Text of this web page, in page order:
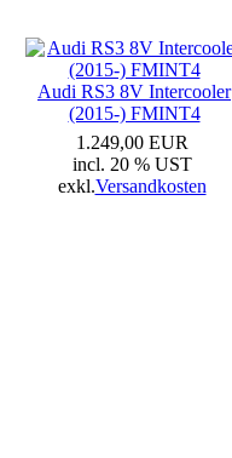
Audi RS3 8V Intercooler
(2015-) FMINT4
1.249,00 EUR
incl. 20 % UST
exkl.Versandkosten